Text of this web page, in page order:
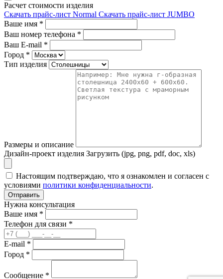
Расчет стоимости изделия
Скачать прайс-лист Normal Скачать прайс-лист JUMBO
Ваше имя *
Ваш номер телефона *
Ваш E-mail *
Город *
Тип изделия
Размеры и описание
Дизайн-проект изделия Загрузить (jpg, png, pdf, doc, xls)
Настоящим подтверждаю, что я ознакомлен и согласен с
условиями политики конфиденциальности.
Отправить
Нужна консультация
Ваше имя *
Телефон для связи *
E-mail *
Город *
Сообщение *